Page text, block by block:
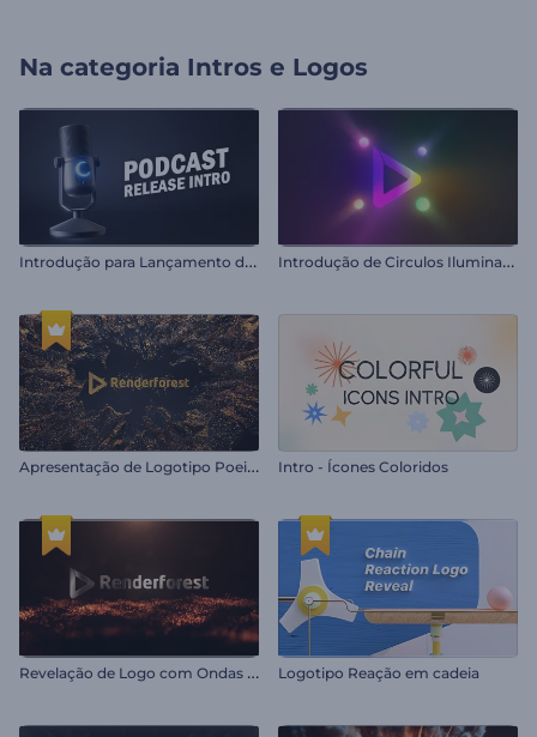
Na categoria Intros e Logos
I
ntrodução para Lançamento de Podcast I
ntrodução de Circulos Iluminados
A
presentação de Logotipo Poeira Mágica Intro - Ícones Coloridos
R
evelação de Logo com Ondas de Partículas Logotipo Reação em cadeia